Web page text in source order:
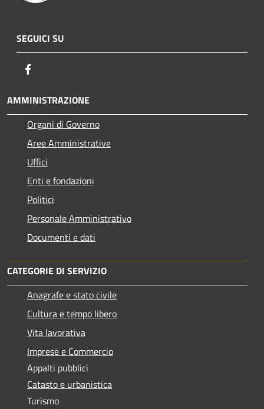
SEGUICI SU
AMMINISTRAZIONE
Organi di Governo
Aree Amministrative
Uffici
Enti e fondazioni
Politici
Personale Amministrativo
Documenti e dati
CATEGORIE DI SERVIZIO
Anagrafe e stato civile
Cultura e tempo libero
Vita lavorativa
Imprese e Commercio
Appalti pubblici
Catasto e urbanistica
Turismo